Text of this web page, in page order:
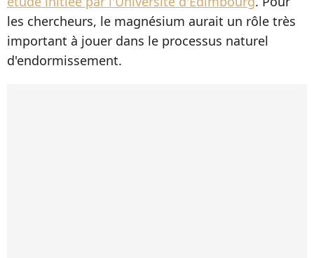
les chercheurs, le magnésium aurait un rôle très
important à jouer dans le processus naturel
d'endormissement.